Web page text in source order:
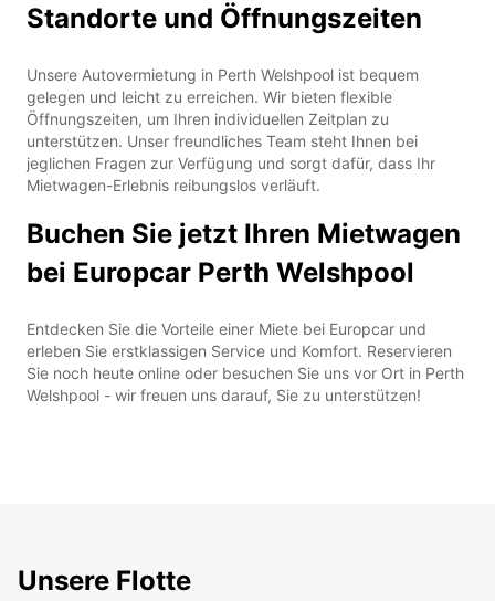
Standorte und Öffnungszeiten
Unsere Autovermietung in Perth Welshpool ist bequem
gelegen und leicht zu erreichen. Wir bieten flexible
Öffnungszeiten, um Ihren individuellen Zeitplan zu
unterstützen. Unser freundliches Team steht Ihnen bei
jeglichen Fragen zur Verfügung und sorgt dafür, dass Ihr
Mietwagen-Erlebnis reibungslos verläuft.
Buchen Sie jetzt Ihren Mietwagen
bei Europcar Perth Welshpool
Entdecken Sie die Vorteile einer Miete bei Europcar und
erleben Sie erstklassigen Service und Komfort. Reservieren
Sie noch heute online oder besuchen Sie uns vor Ort in Perth
Welshpool - wir freuen uns darauf, Sie zu unterstützen!
Unsere Flotte